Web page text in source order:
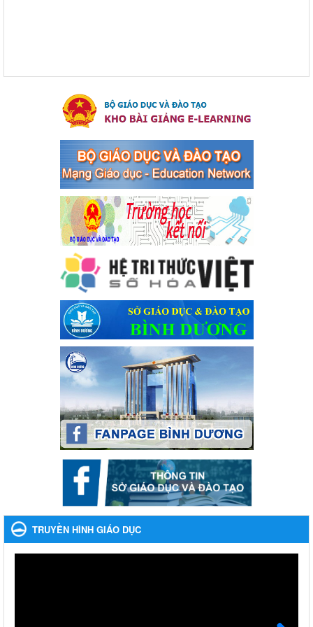
của Thủ tướng Chính phủ về tăng cường phòng ngừa, đấu
tranh tội phạm, vi phạm pháp luật liên quan đến hoạt động
tổ chức đánh bạc và đánh bạc
Kế hoạch thực hiện Chỉ thị số 16/CT-TTg ngày 27/05/2023 của
phạm, vi phạm pháp luật liên quan đến hoạt động tổ chức đánh
bạc và đánh bạc
Ngày ban hành: 04/03/2024
Kế hoạch Tổ chức Hội trại truyền thống học sinh thị xã Bến
Cát Lần thứ VIII, năm học 2023-2024
Kế hoạch Tổ chức Hội trại truyền thống học sinh thị xã Bến Cát
Lần thứ VIII, năm học 2023-2024
Ngày ban hành: 28/12/2023
Phối hợp rà soát nhu cầu tiêm vắc xin phòng Covid 19
Phối hợp rà soát nhu cầu tiêm vắc xin phòng Covid 19
Ngày ban hành: 22/11/2023
Phát động, triển khai Cuộc thi " An toàn giao thông cho nụ
cười ngày mai" dành cho học sinh và giáo viên trung học
năm học 2023-2024
Phát động, triển khai Cuộc thi " An toàn giao thông cho nụ cười
ngày mai" dành cho học sinh và giáo viên trung học năm học
Ngày ban hành: 22/11/2023
Nhắc nhỡ thực hiện thanh toán không dùng tiền mặt các
khoản thu trong nhà trường năm học 2023-2024 và các năm
Nhắc nhỡ thực hiện thanh toán không dùng tiền mặt các khoản
thu trong nhà trường năm học 2023-2024 và các năm tiếp theo
Ngày ban hành: 27/09/2023
TRUYỀN HÌNH GIÁO DỤC